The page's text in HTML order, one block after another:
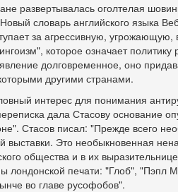
развертывалась оголтелая
словарь английского языка
за агрессивную,
которое означает политику
долговременное, оно
другими странами.
интерес для понимания
дала Стасову основание
Стасов писал: "Прежде всего
выставки. Это необыкновенная
общества и в их
лондонской печати: "Глоб", "Пэпл
во главе русофобов".